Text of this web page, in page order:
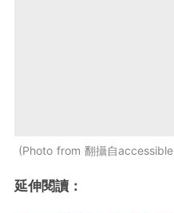
Photo from 翻攝自
延伸閱讀：